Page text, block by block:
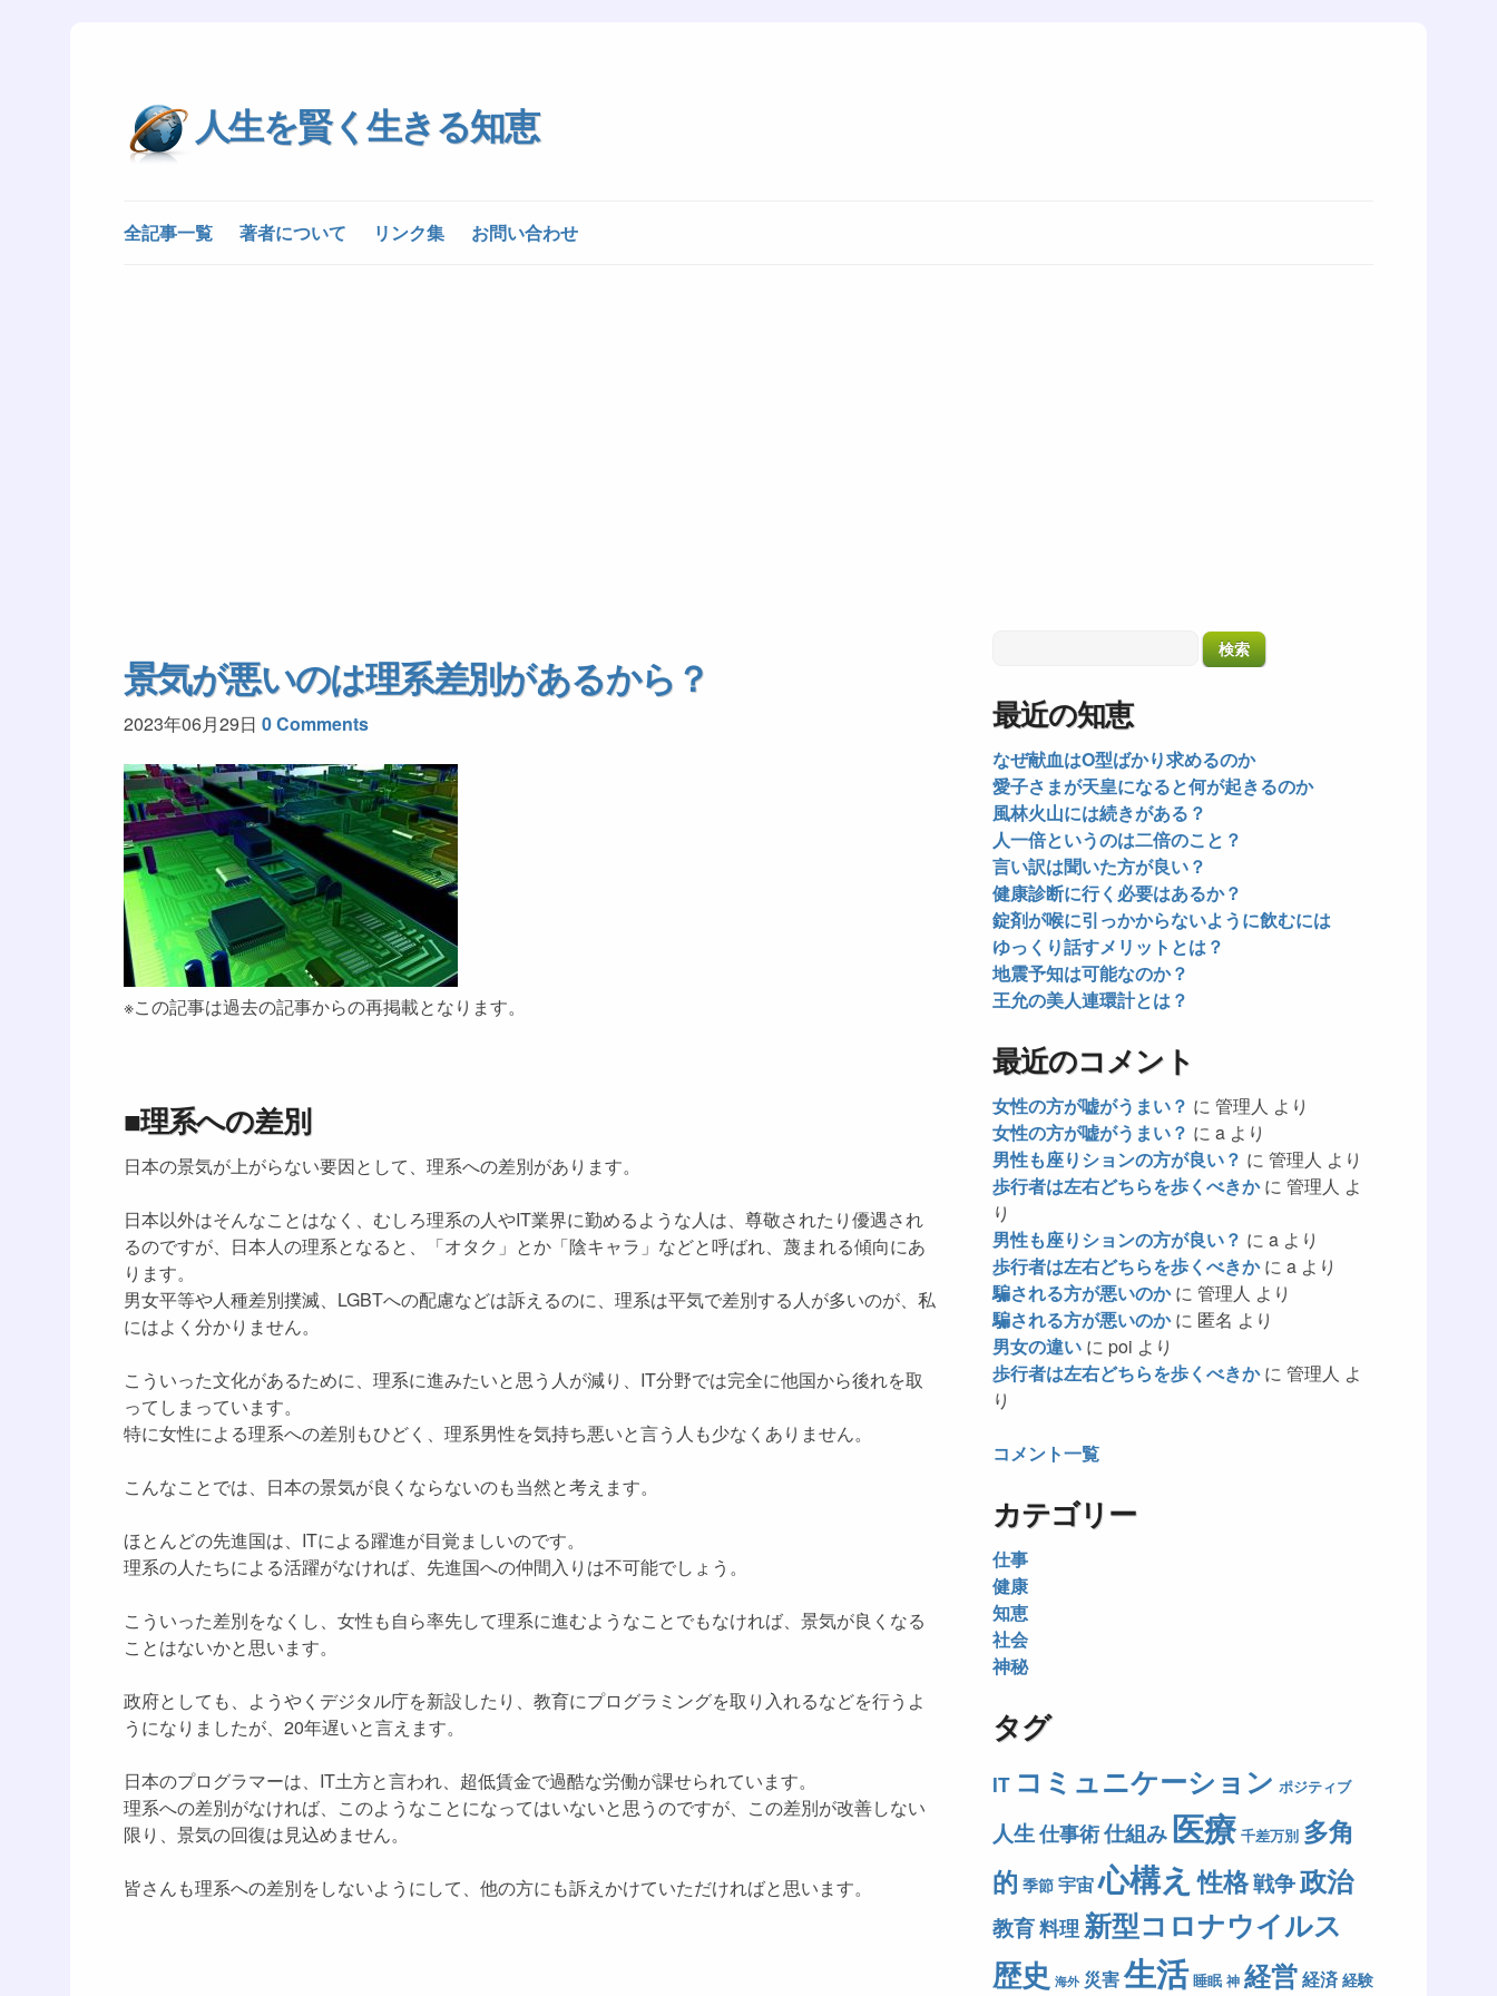
人生を賢く生きる知恵
全記事一覧 著者について リンク集 お問い合わせ
景気が悪いのは理系差別があるから？
2023年06月29日 0 Comments
※この記事は過去の記事からの再掲載となります。
■理系への差別
日本の景気が上がらない要因として、理系への差別があります。
日本以外はそんなことはなく、むしろ理系の人やIT業界に勤めるような人は、尊敬されたり優遇され
るのですが、日本人の理系となると、「オタク」とか「陰キャラ」などと呼ばれ、蔑まれる傾向にあ
ります。
男女平等や人種差別撲滅、LGBTへの配慮などは訴えるのに、理系は平気で差別する人が多いのが、私
にはよく分かりません。
こういった文化があるために、理系に進みたいと思う人が減り、IT分野では完全に他国から後れを取
ってしまっています。
特に女性による理系への差別もひどく、理系男性を気持ち悪いと言う人も少なくありません。
こんなことでは、日本の景気が良くならないのも当然と考えます。
ほとんどの先進国は、ITによる躍進が目覚ましいのです。
理系の人たちによる活躍がなければ、先進国への仲間入りは不可能でしょう。
こういった差別をなくし、女性も自ら率先して理系に進むようなことでもなければ、景気が良くなる
ことはないかと思います。
政府としても、ようやくデジタル庁を新設したり、教育にプログラミングを取り入れるなどを行うよ
うになりましたが、20年遅いと言えます。
日本のプログラマーは、IT土方と言われ、超低賃金で過酷な労働が課せられています。
理系への差別がなければ、このようなことになってはいないと思うのですが、この差別が改善しない
限り、景気の回復は見込めません。
皆さんも理系への差別をしないようにして、他の方にも訴えかけていただければと思います。
最近の知恵
なぜ献血はO型ばかり求めるのか
愛子さまが天皇になると何が起きるのか
風林火山には続きがある？
人一倍というのは二倍のこと？
言い訳は聞いた方が良い？
健康診断に行く必要はあるか？
錠剤が喉に引っかからないように飲むには
ゆっくり話すメリットとは？
地震予知は可能なのか？
王允の美人連環計とは？
最近のコメント
女性の方が嘘がうまい？ に 管理人 より
女性の方が嘘がうまい？ に a より
男性も座りションの方が良い？ に 管理人 より
歩行者は左右どちらを歩くべきかに 管理人 よ
り
男性も座りションの方が良い？ に a より
歩行者は左右どちらを歩くべきかに a より
騙される方が悪いのかに 管理人 より
騙される方が悪いのかに 匿名 より
男女の違い に poi より
歩行者は左右どちらを歩くべきかに 管理人 よ
り
コメント一覧
カテゴリー
仕事
健康
知恵
社会
神秘
タグ
IT コミュニケーション ポジティブ
人生仕事術仕組み医療 千差万別 多角
的 季節 宇宙心構え 性格戦争政治
教育料理 新型コロナウイルス
歴史 海外 災害生活 睡眠 神 経営経済 経験